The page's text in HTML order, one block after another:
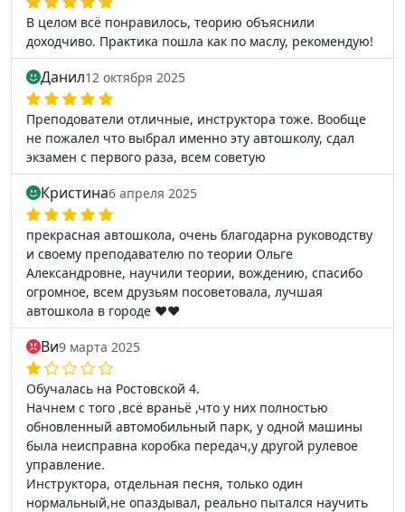
В целом всё понравилось, теорию объяснили
доходчиво. Практика пошла как по маслу, рекомендую!
Данил12 октября 2025
Преподователи отличные, инструктора тоже. Вообще
не пожалел что выбрал именно эту автошколу, сдал
экзамен с первого раза, всем советую
Кристина6 апреля 2025
прекрасная автошкола, очень благодарна руководству
и своему преподавателю по теории Ольге
Александровне, научили теории, вождению, спасибо
огромное, всем друзьям посоветовала, лучшая
автошкола в городе ❤️❤️
Ви9 марта 2025
Обучалась на Ростовской 4.
Начнем с того ,всё враньё ,что у них полностью
обновленный автомобильный парк, у одной машины
была неисправна коробка передач,у другой рулевое
управление.
Инструктора, отдельная песня, только один
нормальный,не опаздывал, реально пытался научить